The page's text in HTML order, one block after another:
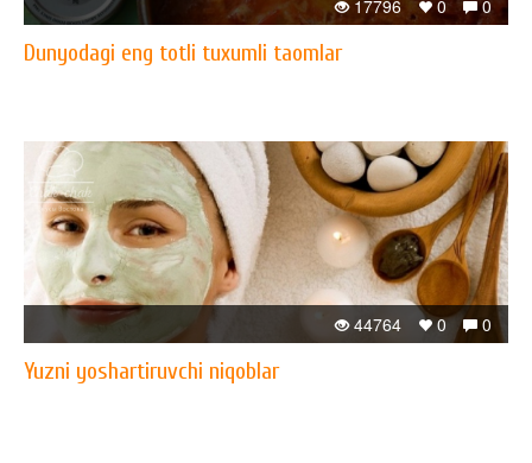
0
0
17796
Dunyodagi eng totli tuxumli taomlar
0
0
44764
Yuzni yoshartiruvchi niqoblar